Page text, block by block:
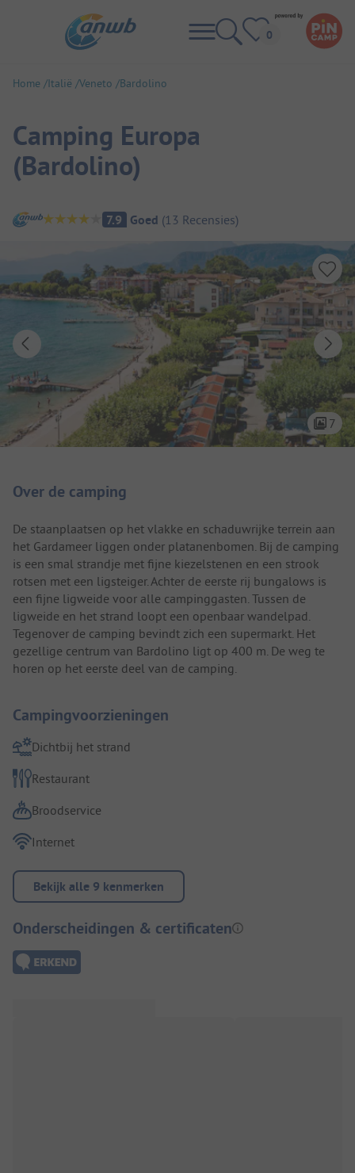
Home Italië Veneto Bardolino
Camping Europa
(Bardolino)
Camping overzicht
7.9 Goed (13 Recensies)
7
Over de camping
De staanplaatsen op het vlakke en schaduwrijke terrein aan
het Gardameer liggen onder platanenbomen. Bij de camping
is een smal strandje met fijne kiezelstenen en een strook
rotsen met een ligsteiger. Achter de eerste rij bungalows is
een fijne ligweide voor alle campinggasten. Tussen de
ligweide en het strand loopt een openbaar wandelpad.
Tegenover de camping bevindt zich een supermarkt. Het
gezellige centrum van Bardolino ligt op 400 m. De weg te
horen op het eerste deel van de camping.
Campingvoorzieningen
Dichtbij het strand
Restaurant
Broodservice
Internet
Bekijk alle 9 kenmerken
Onderscheidingen & certificaten